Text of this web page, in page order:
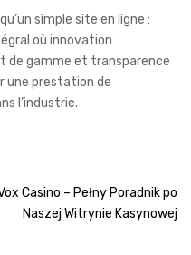
simple site en ligne :
où innovation
de gamme et transparence
une prestation de
l’industrie.
Casino – Pełny Poradnik po
Naszej Witrynie Kasynowej